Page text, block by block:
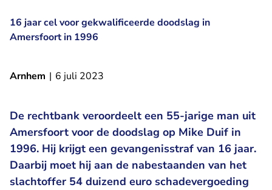
16 jaar cel voor gekwalificeerde doodslag in
Amersfoort in 1996
Arnhem | 6 juli 2023
De rechtbank veroordeelt een 55-jarige man uit
Amersfoort voor de doodslag op Mike Duif in
1996. Hij krijgt een gevangenisstraf van 16 jaar.
Daarbij moet hij aan de nabestaanden van het
slachtoffer 54 duizend euro schadevergoeding